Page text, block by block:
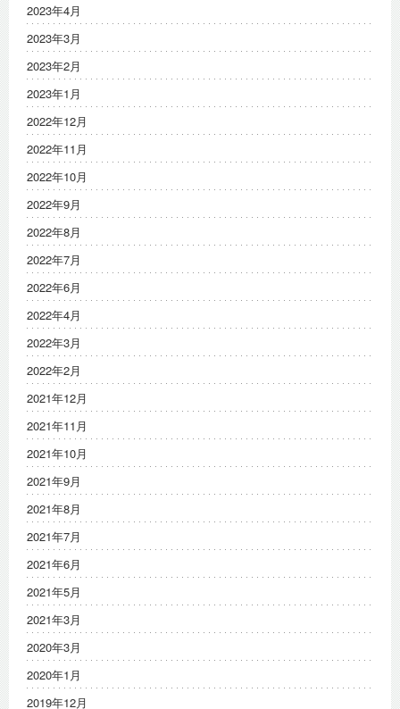
2023年4月
2023年3月
2023年2月
2023年1月
2022年12月
2022年11月
2022年10月
2022年9月
2022年8月
2022年7月
2022年6月
2022年4月
2022年3月
2022年2月
2021年12月
2021年11月
2021年10月
2021年9月
2021年8月
2021年7月
2021年6月
2021年5月
2021年3月
2020年3月
2020年1月
2019年12月